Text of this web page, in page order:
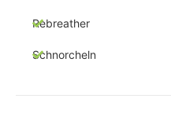
Rebreather
Schnorcheln